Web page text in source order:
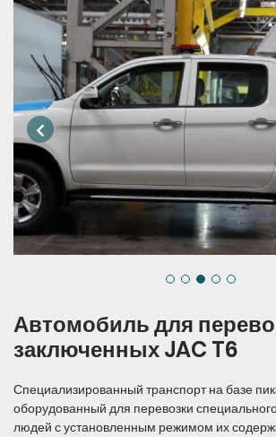
Автомобиль для
заключенных JAC T6
Специализированный транспорт на базе
оборудованный для перевозки
людей с установленным режимом их